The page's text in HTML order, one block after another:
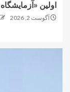
اولین
آگوست 2, 2026